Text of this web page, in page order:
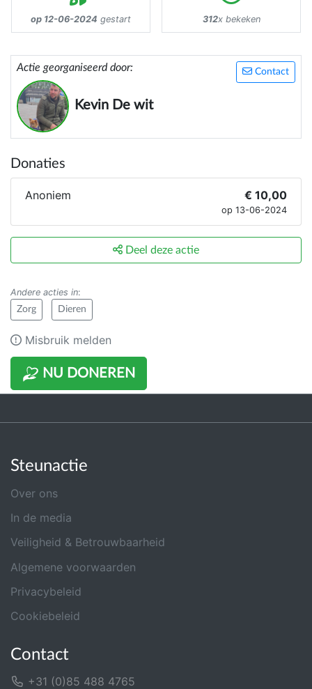
op 12-06-2024 gestart 312x bekeken
Contact
Actie georganiseerd door:
Kevin De wit
NU DONEREN
Donaties
Anoniem € 10,00
op 13-06-2024
Deel deze actie
Andere acties in:
Zorg Dieren
Misbruik melden
Steunactie
Over ons
In de media
Veiligheid & Betrouwbaarheid
Algemene voorwaarden
Privacybeleid
Cookiebeleid
Contact
+31 (0)85 488 4765